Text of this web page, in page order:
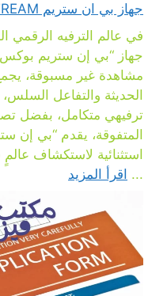
جهاز بي ان ستريم beIN STREAM الكويت مع اشتراك
في عالم الترفيه الرقمي
جهاز “بي إن ستريم
مشاهدة غير مسبوقة، يجمع
الحديثة والتفاعل
ترفيهي متكامل، بفضل
المتفوقة، يقدم “بي إن
استثنائية لاستكشاف
... اقرأ المزيد